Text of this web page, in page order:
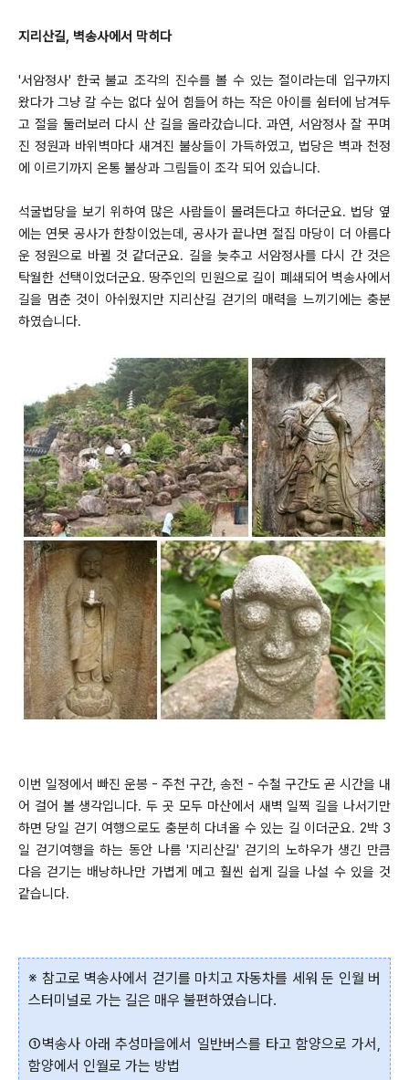
지리산길, 벽송사에서 막히다
'서암정사' 한국 불교 조각의 진수를 볼 수 있는 절이라는데 입구까지
왔다가 그냥 갈 수는 없다 싶어 힘들어 하는 작은 아이를 쉼터에 남겨두
고 절을 둘러보러 다시 산 길을올라갔습니다. 과연, 서암정사 잘 꾸며
진 정원과 바위벽마다 새겨진 불상들이 가득하였고, 법당은 벽과 천정
에 이르기까지 온통 불상과 그림들이 조각 되어 있습니다.
석굴법당을 보기 위하여 많은 사람들이 몰려든다고 하더군요. 법당 옆
에는 연못 공사가 한창이었는데, 공사가 끝나면 절집 마당이 더 아름다
운 정원으로 바뀔 것 같더군요. 길을 늦추고 서암정사를 다시 간 것은
탁월한 선택이었더군요. 땅주인의 민원으로 길이 폐쇄되어 벽송사에서
길을 멈춘 것이 아쉬웠지만 지리산길 걷기의 매력을 느끼기에는 충분
하였습니다.
이번 일정에서 빠진 운봉 - 주천 구간, 송전 - 수철 구간도 곧 시간을 내
어 걸어 볼 생각입니다. 두 곳 모두 마산에서 새벽 일찍 길을 나서기만
하면 당일 걷기 여행으로도 충분히 다녀올 수 있는 길 이더군요. 2박 3
일 걷기여행을 하는 동안 나름 '지리산길' 걷기의 노하우가 생긴 만큼
다음 걷기는 배낭하나만 가볍게 메고 훨씬 쉽게 길을 나설 수 있을 것
같습니다.
※ 참고로 벽송사에서 걷기를 마치고 자동차를 세워 둔 인월 버
스터미널로 가는 길은 매우 불편하였습니다.
①벽송사 아래 추성마을에서 일반버스를 타고 함양으로 가서,
함양에서 인월로 가는 방법